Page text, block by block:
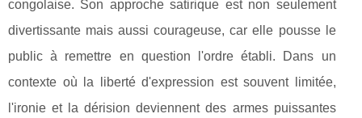
congolaise. Son approche satirique est non seulement
divertissante mais aussi courageuse, car elle pousse le
public à remettre en question l'ordre établi. Dans un
contexte où la liberté d'expression est souvent limitée,
l'ironie et la dérision deviennent des armes puissantes